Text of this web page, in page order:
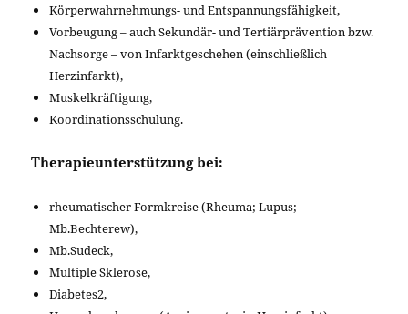
Körperwahrnehmungs- und Entspannungsfähigkeit,
Vorbeugung – auch Sekundär- und Tertiärprävention bzw.
Nachsorge – von Infarktgeschehen (einschließlich
Herzinfarkt),
Muskelkräftigung,
Koordinationsschulung.
Therapieunterstützung bei:
rheumatischer Formkreise (Rheuma; Lupus;
Mb.Bechterew),
Mb.Sudeck,
Multiple Sklerose,
Diabetes2,